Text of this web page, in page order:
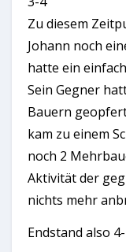
Zu diesem
Johann noch
hatte ein
Sein Gegner
Bauern
kam zu einem
noch 2
Aktivität der
nichts mehr
Endstand also